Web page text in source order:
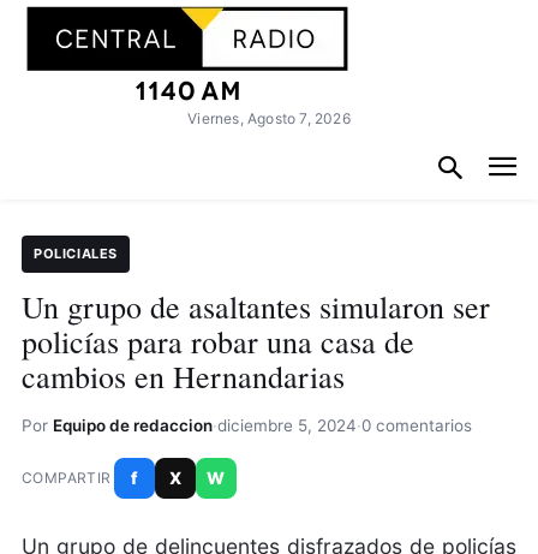
Viernes, Agosto 7, 2026
POLICIALES
Un grupo de asaltantes simularon ser
policías para robar una casa de
cambios en Hernandarias
Por Equipo de redaccion·diciembre 5, 2024·0 comentarios
COMPARTIR f X W
Un grupo de delincuentes disfrazados de policías